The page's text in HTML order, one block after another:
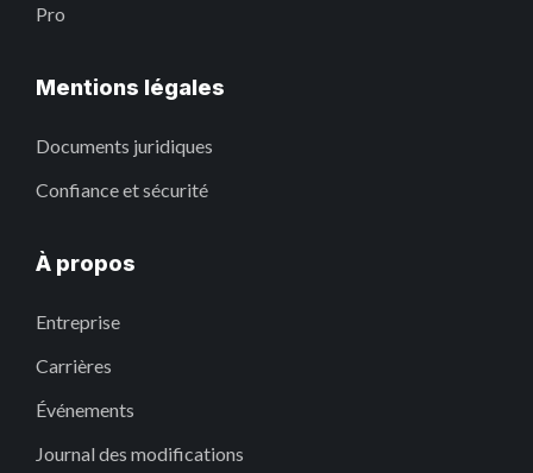
Pro
Mentions légales
Documents juridiques
Confiance et sécurité
À propos
Entreprise
Carrières
Événements
Journal des modifications